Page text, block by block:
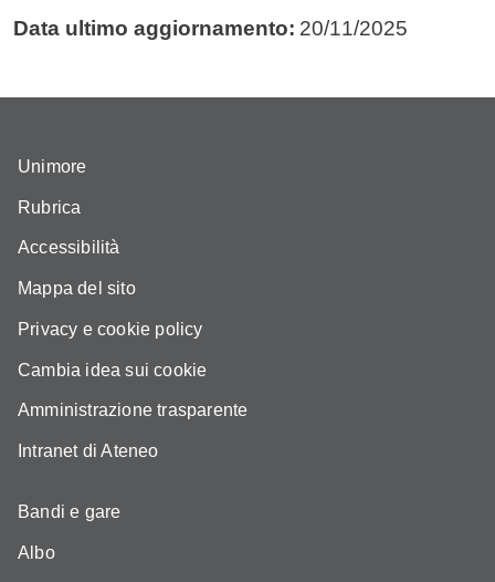
Data ultimo aggiornamento: 20/11/2025
Unimore
Rubrica
Accessibilità
Mappa del sito
Privacy e cookie policy
Cambia idea sui cookie
Amministrazione trasparente
Intranet di Ateneo
Bandi e gare
Albo